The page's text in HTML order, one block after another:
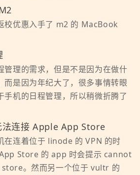
校优惠入手了 m2 的 MacBook
管理的需求，但是不是因为在做什
而是因为年纪大了，很多事情转眼
手机的日程管理，所以稍微折腾了
连接 Apple App Store
在连着位于 linode 的 VPN 的时
Store 的 app 时会提示 cannot
。然而另一个位于 vultr 的